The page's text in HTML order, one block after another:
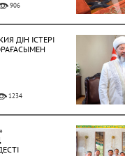
906
ДІН ІСТЕРІ
1234